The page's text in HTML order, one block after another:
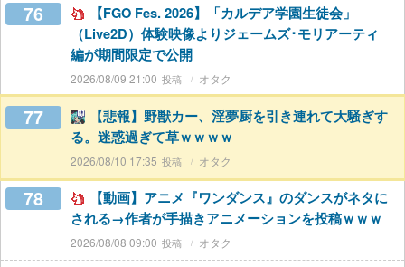
76
【FGO Fes. 2026】「カルデア学園生徒会」
（Live2D）体験映像よりジェームズ･モリアーティ
編が期間限定で公開
2026/08/09 21:00 オタク
77
【悲報】野獣カー、淫夢厨を引き連れて大騒ぎす
る。迷惑過ぎて草ｗｗｗｗ
2026/08/10 17:35 オタク
78
【動画】アニメ『ワンダンス』のダンスがネタに
される→作者が手描きアニメーションを投稿ｗｗｗ
2026/08/08 09:00 オタク